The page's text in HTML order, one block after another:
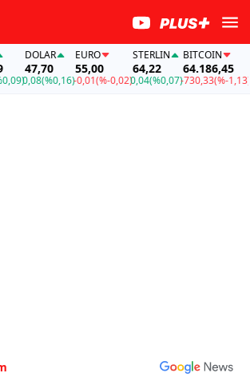
DOLAR
47,70
0,08(%0,16)
EURO
55,00
-0,01(%-0,02)
STERLIN
64,22
0,04(%0,07)
BITCOIN
64.186,45
-730,33(%-1,13)